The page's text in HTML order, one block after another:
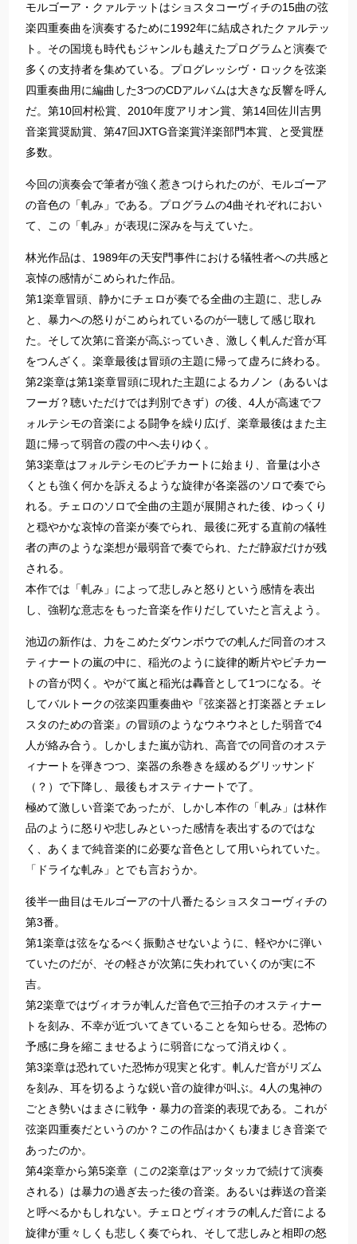
モルゴーア・クァルテットはショスタコーヴィチの15曲の弦
楽四重奏曲を演奏するために1992年に結成されたクァルテッ
ト。その国境も時代もジャンルも越えたプログラムと演奏で
多くの支持者を集めている。プログレッシヴ・ロックを弦楽
四重奏曲用に編曲した3つのCDアルバムは大きな反響を呼ん
だ。第10回村松賞、2010年度アリオン賞、第14回佐川吉男
音楽賞奨励賞、第47回JXTG音楽賞洋楽部門本賞、と受賞歴
多数。
今回の演奏会で筆者が強く惹きつけられたのが、モルゴーア
の音色の「軋み」である。プログラムの4曲それぞれにおい
て、この「軋み」が表現に深みを与えていた。
林光作品は、1989年の天安門事件における犠牲者への共感と
哀悼の感情がこめられた作品。
第1楽章冒頭、静かにチェロが奏でる全曲の主題に、悲しみ
と、暴力への怒りがこめられているのが一聴して感じ取れ
た。そして次第に音楽が高ぶっていき、激しく軋んだ音が耳
をつんざく。楽章最後は冒頭の主題に帰って虚ろに終わる。
第2楽章は第1楽章冒頭に現れた主題によるカノン（あるいは
フーガ？聴いただけでは判別できず）の後、4人が高速でフ
ォルテシモの音楽による闘争を繰り広げ、楽章最後はまた主
題に帰って弱音の霞の中へ去りゆく。
第3楽章はフォルテシモのピチカートに始まり、音量は小さ
くとも強く何かを訴えるような旋律が各楽器のソロで奏でら
れる。チェロのソロで全曲の主題が展開された後、ゆっくり
と穏やかな哀悼の音楽が奏でられ、最後に死する直前の犠牲
者の声のような楽想が最弱音で奏でられ、ただ静寂だけが残
される。
本作では「軋み」によって悲しみと怒りという感情を表出
し、強靭な意志をもった音楽を作りだしていたと言えよう。
池辺の新作は、力をこめたダウンボウでの軋んだ同音のオス
ティナートの嵐の中に、稲光のように旋律的断片やピチカー
トの音が閃く。やがて嵐と稲光は轟音として1つになる。そ
してバルトークの弦楽四重奏曲や『弦楽器と打楽器とチェレ
スタのための音楽』の冒頭のようなウネウネとした弱音で4
人が絡み合う。しかしまた嵐が訪れ、高音での同音のオステ
ィナートを弾きつつ、楽器の糸巻きを緩めるグリッサンド
（？）で下降し、最後もオスティナートで了。
極めて激しい音楽であったが、しかし本作の「軋み」は林作
品のように怒りや悲しみといった感情を表出するのではな
く、あくまで純音楽的に必要な音色として用いられていた。
「ドライな軋み」とでも言おうか。
後半一曲目はモルゴーアの十八番たるショスタコーヴィチの
第3番。
第1楽章は弦をなるべく振動させないように、軽やかに弾い
ていたのだが、その軽さが次第に失われていくのが実に不
吉。
第2楽章ではヴィオラが軋んだ音色で三拍子のオスティナー
トを刻み、不幸が近づいてきていることを知らせる。恐怖の
予感に身を縮こませるように弱音になって消えゆく。
第3楽章は恐れていた恐怖が現実と化す。軋んだ音がリズム
を刻み、耳を切るような鋭い音の旋律が叫ぶ。4人の鬼神の
ごとき勢いはまさに戦争・暴力の音楽的表現である。これが
弦楽四重奏だというのか？この作品はかくも凄まじき音楽で
あったのか。
第4楽章から第5楽章（この2楽章はアッタッカで続けて演奏
される）は暴力の過ぎ去った後の音楽。あるいは葬送の音楽
と呼べるかもしれない。チェロとヴィオラの軋んだ音による
旋律が重々しくも悲しく奏でられ、そして悲しみと相即の怒